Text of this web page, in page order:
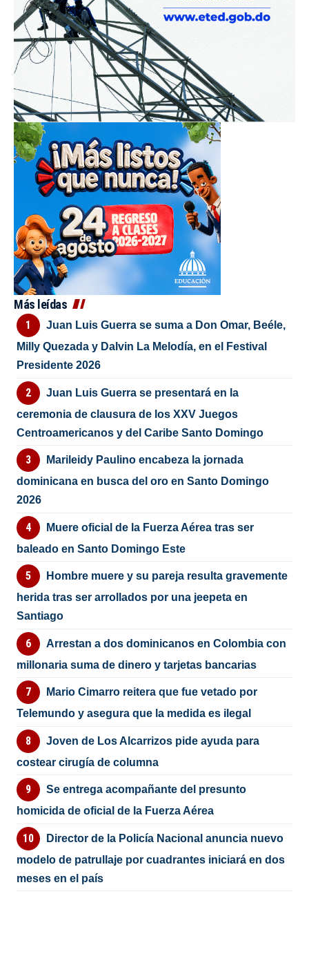
Más leídas
Juan Luis Guerra se suma a Don Omar, Beéle,
Milly Quezada y Dalvin La Melodía, en el Festival
Presidente 2026
Juan Luis Guerra se presentará en la
ceremonia de clausura de los XXV Juegos
Centroamericanos y del Caribe Santo Domingo
Marileidy Paulino encabeza la jornada
dominicana en busca del oro en Santo Domingo
2026
Muere oficial de la Fuerza Aérea tras ser
baleado en Santo Domingo Este
Hombre muere y su pareja resulta gravemente
herida tras ser arrollados por una jeepeta en
Santiago
Arrestan a dos dominicanos en Colombia con
millonaria suma de dinero y tarjetas bancarias
Mario Cimarro reitera que fue vetado por
Telemundo y asegura que la medida es ilegal
Joven de Los Alcarrizos pide ayuda para
costear cirugía de columna
Se entrega acompañante del presunto
homicida de oficial de la Fuerza Aérea
Director de la Policía Nacional anuncia nuevo
modelo de patrullaje por cuadrantes iniciará en dos
meses en el país